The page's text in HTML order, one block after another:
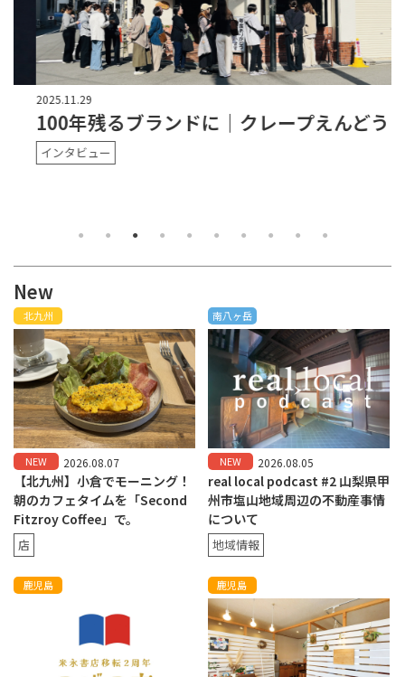
2025.11.29
100年残るブランドに｜クレープえんどう
インタビュー
New
北九州
NEW 2026.08.07
【北九州】小倉でモーニング！
朝のカフェタイムを「Second
Fitzroy Coffee」で。
店
南八ヶ岳
NEW 2026.08.05
real local podcast #2 山梨県甲
州市塩山地域周辺の不動産事情
について
地域情報
鹿児島 鹿児島